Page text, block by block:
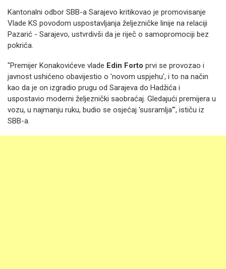
Kantonalni odbor SBB-a Sarajevo kritikovao je promovisanje
Vlade KS povodom uspostavljanja željezničke linije na relaciji
Pazarić - Sarajevo, ustvrdivši da je riječ o samopromociji bez
pokrića.
"Premijer Konakovićeve vlade Edin Forto prvi se provozao i
javnost ushićeno obavijestio o 'novom uspjehu', i to na način
kao da je on izgradio prugu od Sarajeva do Hadžića i
uspostavio moderni željeznički saobraćaj. Gledajući premijera u
vozu, u najmanju ruku, budio se osjećaj 'susramlja'", ističu iz
SBB-a.